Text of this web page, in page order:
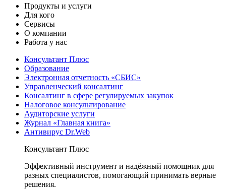
Продукты и услуги
Для кого
Сервисы
О компании
Работа у нас
Консультант Плюс
Образование
Электронная отчетность «СБИС»
Управленческий консалтинг
Консалтинг в сфере регулируемых закупок
Налоговое консультирование
Аудиторские услуги
Журнал «Главная книга»
Антивирус Dr.Web
Консультант Плюс
Эффективный инструмент и надёжный помощник для
разных специалистов, помогающий принимать верные
решения.